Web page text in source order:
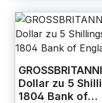
Dollar zu 5
1804 Bank of